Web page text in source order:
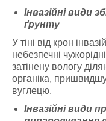
Інвазійні види
ґрунту
У тіні від крон
небезпечні
затінену вологу
органіка,
вуглецю.
Інвазійні види